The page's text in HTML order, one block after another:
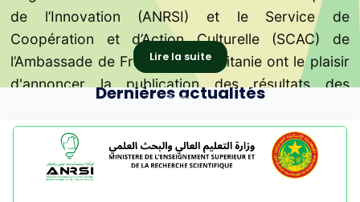
- Édition 2026
de l'Innovation (ANRSI) annonce les résultats de la
sélection des dossiers pour les bourses
d'excellence - Édition 2026.
de l’Innovation (ANRSI) et le Service de
Coopération et d’Action Culturelle (SCAC) de
l’Ambassade de France en Mauritanie ont le plaisir
d'annoncer la publication des résultats des
Recherche attribuées pour l’édition 2026.
Lire la suite
l'avancement d’un projet « TEMM
»
Recherche Scientifique et de l’Innovation (ANRSI),
M. Taleb-Khyar CHEIKH MALAININE a effectué le
mardi 28 juillet une visite à l'Institut Supérieur du
Numérique (SupNum)
Scientifique et de l'Innovation et
l'Institut Supérieur d'Anglais.
de l'Innovation (ANRSI) a signé aujourd'hui à
Nouakchott une convention de coopération avec
l'Institut Supérieur d'Anglais (ISA), placé sous la
double tutelle du Ministère de la Défense Nationale
la Recherche Scientifique.
Dernières actualités